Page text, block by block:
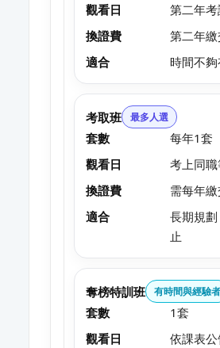
觀看日
第二年
換證費
第二年繳
適合
時間不
考取班 最多人選
套數
每年1套
觀看日
考上同
換證費
需每年繳
適合
長期規
止
奪榜特訓班 有時間與經驗者
套數
1套
觀看日
依課表